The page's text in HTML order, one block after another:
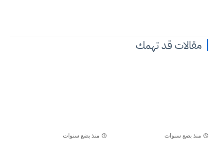
مقالات قد تهمك
منذ بضع سنوات منذ بضع سنوات